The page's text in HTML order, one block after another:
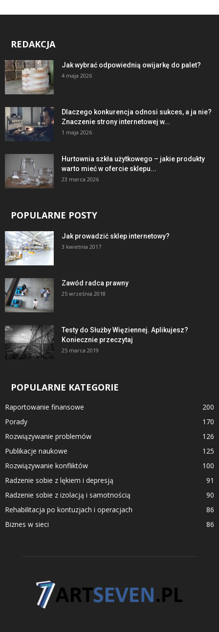
REDAKCJA
Jak wybrać odpowiednią owijarkę do palet?
4 maja 2026
Dlaczego konkurencja odnosi sukces, a ja nie?
Znaczenie strony internetowej w...
1 maja 2026
Hurtownia szkła użytkowego – jakie produkty
warto mieć w ofercie sklepu...
23 marca 2026
POPULARNE POSTY
Jak prowadzić sklep internetowy?
3 kwietnia 2017
Zawód radca prawny
25 września 2018
Testy do Służby Więziennej. Aplikujesz?
Koniecznie przeczytaj
25 marca 2019
POPULARNE KATEGORIE
Raportowanie finansowe
200
Porady
170
Rozwiązywanie problemów
126
Publikacje naukowe
125
Rozwiązywanie konfliktów
100
Radzenie sobie z lękiem i depresją
91
Radzenie sobie z izolacją i samotnością
90
Rehabilitacja po kontuzjach i operacjach
86
Biznes w sieci
86